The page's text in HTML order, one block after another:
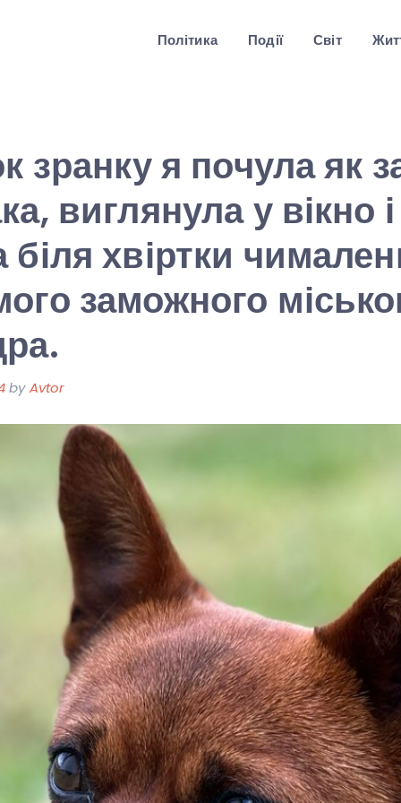
Політика Події Світ
зранку я почула як
виглянула у вікно і
хвіртки
заможного
byAvtor